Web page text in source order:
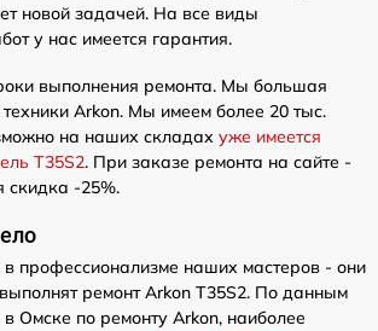
новой задачей. На все виды
у нас имеется гарантия.
выполнения ремонта. Мы большая
техники Arkon. Мы имеем более 20 тыс.
на наших складах уже имеется
T35S2. При заказе ремонта на сайте -
скидка -25%.
профессионализме наших мастеров - они
ремонт Arkon T35S2. По данным
Омске по ремонту Arkon, наиболее